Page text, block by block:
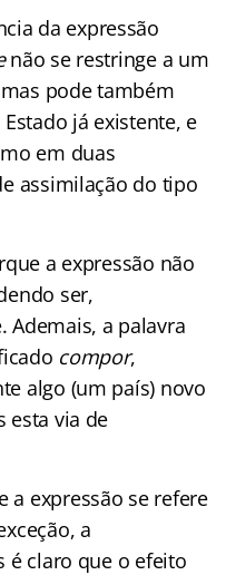
da expressão
não se restringe a um
pode também
já existente, e
em duas
assimilação do tipo
a expressão não
ser,
Ademais, a palavra
compor,
algo (um país) novo
esta via de
a expressão se refere
a
é claro que o efeito